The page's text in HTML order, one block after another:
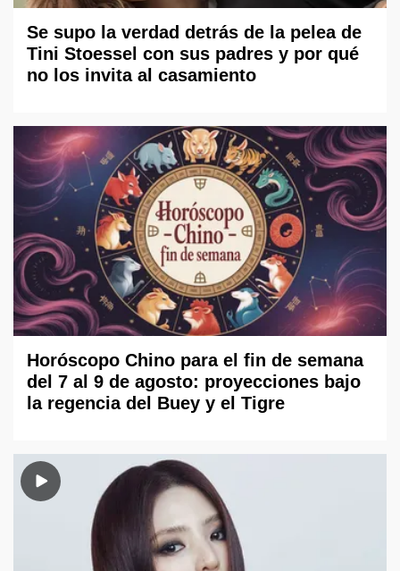
Se supo la verdad detrás de la pelea de
Tini Stoessel con sus padres y por qué
no los invita al casamiento
Horóscopo Chino para el fin de semana
del 7 al 9 de agosto: proyecciones bajo
la regencia del Buey y el Tigre